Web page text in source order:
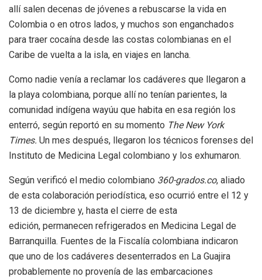
allí salen decenas de jóvenes a rebuscarse la vida en
Colombia o en otros lados, y muchos son enganchados
para traer cocaína desde las costas colombianas en el
Caribe de vuelta a la isla, en viajes en lancha.
Como nadie venía a reclamar los cadáveres que llegaron a
la playa colombiana, porque allí no tenían parientes, la
comunidad indígena wayúu que habita en esa región los
enterró, según reportó en su momento The New York
Times. Un mes después, llegaron los técnicos forenses del
Instituto de Medicina Legal colombiano y los exhumaron.
Según verificó el medio colombiano 360-grados.co, aliado
de esta colaboración periodística, eso ocurrió entre el 12 y
13 de diciembre y, hasta el cierre de esta
edición, permanecen refrigerados en Medicina Legal de
Barranquilla. Fuentes de la Fiscalía colombiana indicaron
que uno de los cadáveres desenterrados en La Guajira
probablemente no provenía de las embarcaciones